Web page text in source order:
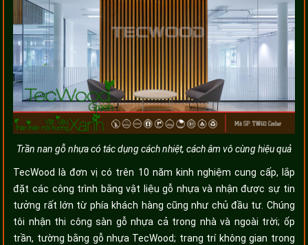
Trần nan gỗ nhựa có tác dụng cách nhiệt, cách âm vô cùng hiệu quả
TecWood là đơn vị có trên 10 năm kinh nghiệm cung cấp, lắp
đặt các công trình bằng vật liệu gỗ nhựa và nhận được sự tin
tưởng rất lớn từ phía khách hàng cũng như chủ đầu tư. Chúng
tôi nhận thi công sàn gỗ nhựa cả trong nhà và ngoài trời; ốp
trần, tường bằng gỗ nhựa TecWood; trang trí không gian trong